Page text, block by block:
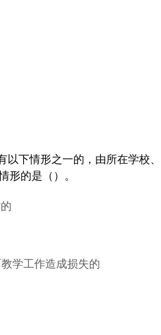
以下情形之一的，由所在学校
的是（）。
学工作造成损失的